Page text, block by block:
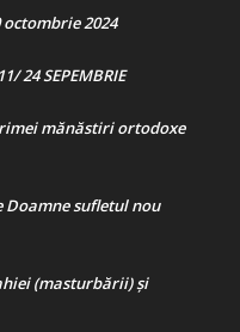
2024
24 SEPEMBRIE
mănăstiri ortodoxe
Doamne sufletul nou
(masturbării) şi